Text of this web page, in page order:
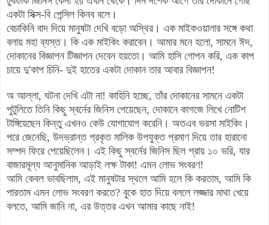
একটা সিক্স-বি পেন্সিল কিনব বলে ।
বেচাকিনি বাদ দিয়ে মানুষটা দেখি বড়ো অস্থির । এক মাইকওয়ালার সঙ্গে কথা
বলায় মহা ব্যস্ত। কি এক মাইকিং করাবেন । আমার মনে হলো, সামনে ঈদ,
দোকানের বিজ্ঞাপন টিজ্ঞাপন দেবেন হয়তো। আমি হাসি গোপন করি, এক কাপ
চায়ে দু'কাপ চিনি- দুই হাতের একটা দোকান তার আবার বিজ্ঞাপন!
অ আল্লা, ঘটনা দেখি এটা না! কাহিনি হচ্ছে,তাঁর দোকানের সামনে একটা
পুটুলিতে তিনি কিছু স্বর্নের জিনিস পেয়েছেন, দোকানে কাগজে লিখে নোটিশ
টাঙ্গিয়েছেন কিন্তু এখনও কেউ যোগাযোগ করেনি । অতএব ভরসা মাইকিং ।
পরে জেনেছি, উদভ্রান্ত প্রকৃত মালিক উপযুক্ত প্রমাণ দিয়ে তার হারানো
সম্পদ ফিরে পেয়েছিলেন। এই কিছু স্বর্নের জিনিস ছিল প্রায় ১০ ভরি, যার
বাজারমূল্য আনুমানিক আড়াই লক্ষ টাকা! এমন লোভ সংবরণ!
আমি কেবল ভাবছিলাম, এই মানুষটার স্থলে আমি হলে কি করতাম, আমি কি
পারতাম এমন লোভ সংবরণ করতে? বুকে হাত দিয়ে বললে লজ্জার মাথা খেয়ে
বলতে, আমি জানি না, এর উত্তর এখন আমার কাছে নাই!